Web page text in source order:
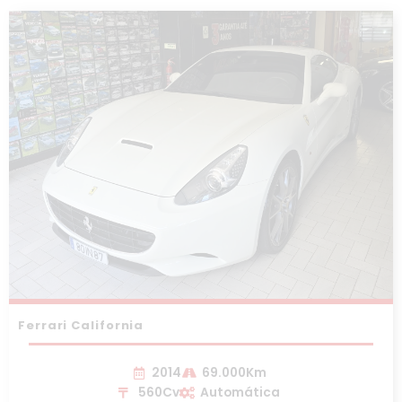
Ferrari California
2014
69.000Km
560Cv
Automática